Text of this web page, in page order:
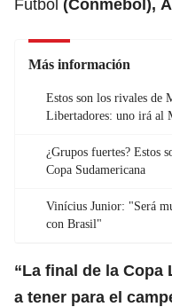
Fútbol (Conmebol),
Más información
Estos son los rivales de
Libertadores: uno irá al
¿Grupos fuertes? Estos
Copa Sudamericana
Vinícius Junior: "Será
con Brasil"
“La final de la Copa
a tener para el